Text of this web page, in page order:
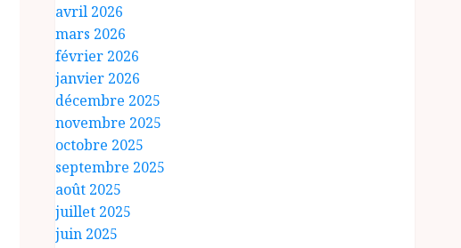
avril 2026
mars 2026
février 2026
janvier 2026
décembre 2025
novembre 2025
octobre 2025
septembre 2025
août 2025
juillet 2025
juin 2025